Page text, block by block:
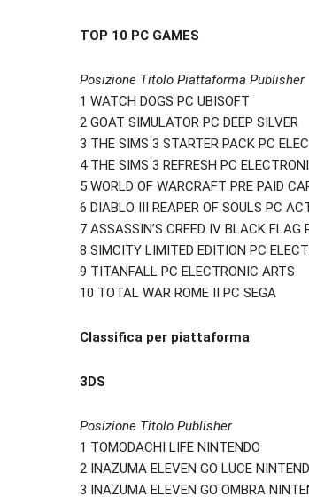
TOP 10 PC GAMES
Posizione Titolo Piattaforma Publisher
1 WATCH DOGS PC UBISOFT
2 GOAT SIMULATOR PC DEEP SILVER
3 THE SIMS 3 STARTER PACK PC
4 THE SIMS 3 REFRESH PC
5 WORLD OF WARCRAFT PRE PAID
6 DIABLO III REAPER OF SOULS PC
7 ASSASSIN’S CREED IV BLACK FLAG
8 SIMCITY LIMITED EDITION PC
9 TITANFALL PC ELECTRONIC ARTS
10 TOTAL WAR ROME II PC SEGA
Classifica per piattaforma
3DS
Posizione Titolo Publisher
1 TOMODACHI LIFE NINTENDO
2 INAZUMA ELEVEN GO LUCE
3 INAZUMA ELEVEN GO OMBRA